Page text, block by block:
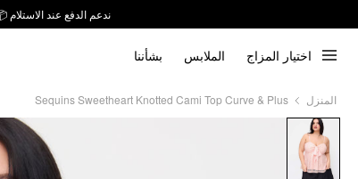
ندعم الدفع عند الاستلام
اختيار المزاج الملابس بشأننا
المنزل Sequins Sweetheart Knotted Cami Top Curve & Plus